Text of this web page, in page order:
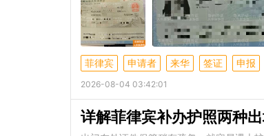
菲律宾 申请者 来华 签证 申报
2026-08-04 03:42:01
详解菲律宾补办护照两种